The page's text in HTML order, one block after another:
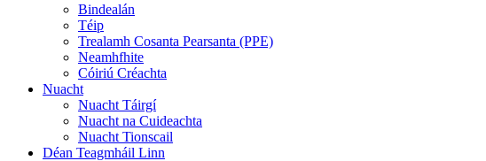
Bindealán
Téip
Trealamh Cosanta Pearsanta (PPE)
Neamhfhite
Cóiriú Créachta
Nuacht
Nuacht Táirgí
Nuacht na Cuideachta
Nuacht Tionscail
Déan Teagmháil Linn